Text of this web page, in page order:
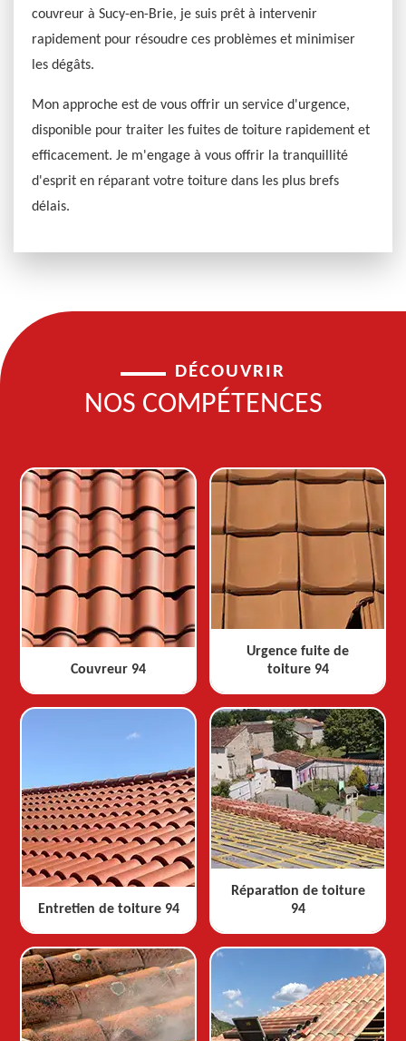
couvreur à Sucy-en-Brie, je suis prêt à intervenir
rapidement pour résoudre ces problèmes et minimiser
les dégâts.
Mon approche est de vous offrir un service d'urgence,
disponible pour traiter les fuites de toiture rapidement et
efficacement. Je m'engage à vous offrir la tranquillité
d'esprit en réparant votre toiture dans les plus brefs
délais.
DÉCOUVRIR
NOS COMPÉTENCES
Couvreur 94
Urgence fuite de
toiture 94
Entretien de toiture 94
Réparation de toiture
94